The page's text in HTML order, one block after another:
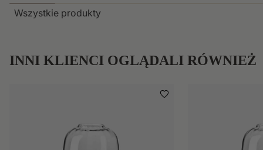
Wszystkie produkty
INNI KLIENCI OGLĄDALI RÓWNIEŻ